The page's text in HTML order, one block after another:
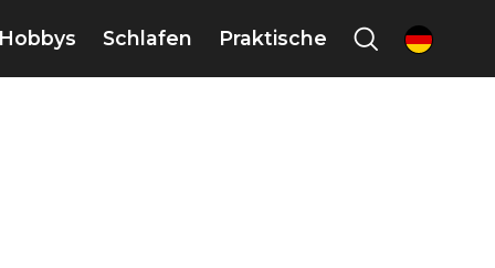
Hobbys Schlafen Praktische de